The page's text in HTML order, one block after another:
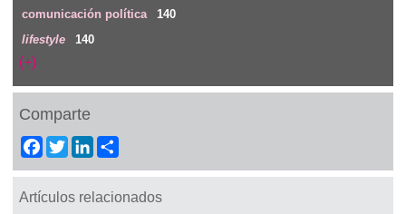
comunicación política
140
lifestyle
140
(+)
Comparte
Facebook
TwitterLinkedIn
Artículos relacionados